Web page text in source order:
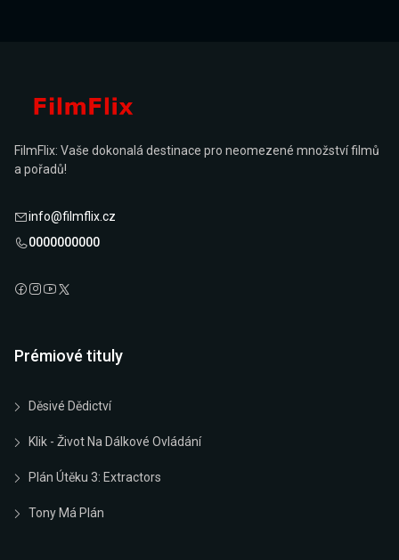
FilmFlix: Vaše dokonalá destinace pro neomezené množství filmů
a pořadů!
info@filmflix.cz
0000000000
Prémiové tituly
Děsivé Dědictví
Klik - Život Na Dálkové Ovládání
Plán Útěku 3: Extractors
Tony Má Plán